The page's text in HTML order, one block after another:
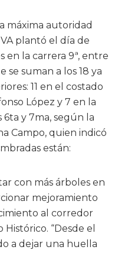
máxima autoridad
plantó el día de
en la carrera 9ª, entre
se suman a los 18 ya
11 en el costado
López y 7 en la
6ta y 7ma, según la
Campo, quien indicó
están:
con más árboles en
mejoramiento
al corredor
“Desde el
a dejar una huella